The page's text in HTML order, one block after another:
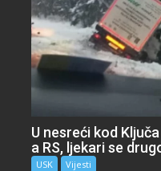
U nesreći kod
a RS, ljekari se
USK Vijesti